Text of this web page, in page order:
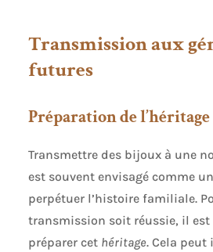
Transmission aux
futures
Préparation de l’héritage
Transmettre des bijoux à une
est souvent envisagé comme
perpétuer l’histoire familiale.
transmission soit réussie, il est
préparer cet héritage. Cela peut